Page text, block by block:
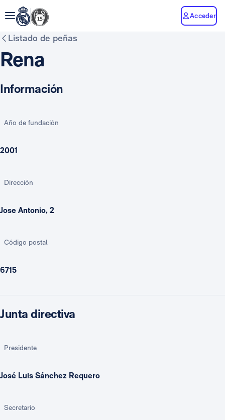
Acceder
Listado de peñas
Rena
Información
Año de fundación
2001
Dirección
Jose Antonio, 2
Código postal
6715
Junta directiva
Presidente
José Luis Sánchez Requero
Secretario